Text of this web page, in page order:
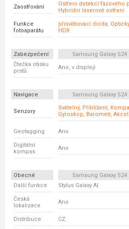
Zaostřování
Ostření detekcí fázového
Hybridní laserové ostření
Funkce
fotoaparátu
přisvětlovací dioda,
HDR
Zabezpečení Samsung Galaxy S24
Čtečka otisku
prstů
Ano, v displeji
Navigace Samsung Galaxy S24
Senzory
Světelný, Přiblížení,
Gyroskop, Barometr,
Geotagging Ano
Digitální
kompas
Ano
Obecné Samsung Galaxy S24
Další funkce
Stylus Galaxy AI
Česká
lokalizace
Ano
Distribuce CZ